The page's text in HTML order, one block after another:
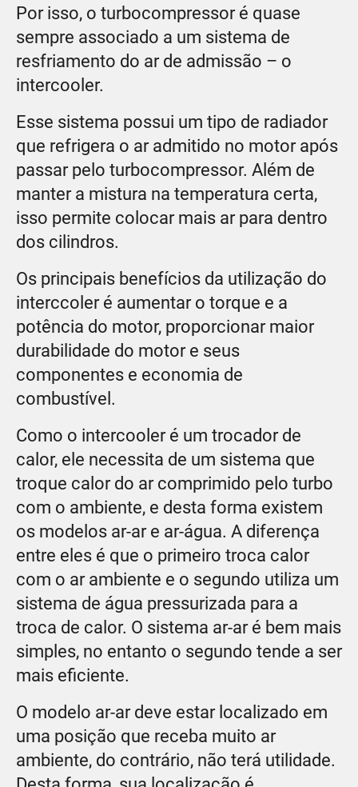
Por isso, o turbocompressor é quase
sempre associado a um sistema de
resfriamento do ar de admissão – o
intercooler.
Esse sistema possui um tipo de radiador
que refrigera o ar admitido no motor após
passar pelo turbocompressor. Além de
manter a mistura na temperatura certa,
isso permite colocar mais ar para dentro
dos cilindros.
Os principais benefícios da utilização do
interccoler é aumentar o torque e a
potência do motor, proporcionar maior
durabilidade do motor e seus
componentes e economia de
combustível.
Como o intercooler é um trocador de
calor, ele necessita de um sistema que
troque calor do ar comprimido pelo turbo
com o ambiente, e desta forma existem
os modelos ar-ar e ar-água. A diferença
entre eles é que o primeiro troca calor
com o ar ambiente e o segundo utiliza um
sistema de água pressurizada para a
troca de calor. O sistema ar-ar é bem mais
simples, no entanto o segundo tende a ser
mais eficiente.
O modelo ar-ar deve estar localizado em
uma posição que receba muito ar
ambiente, do contrário, não terá utilidade.